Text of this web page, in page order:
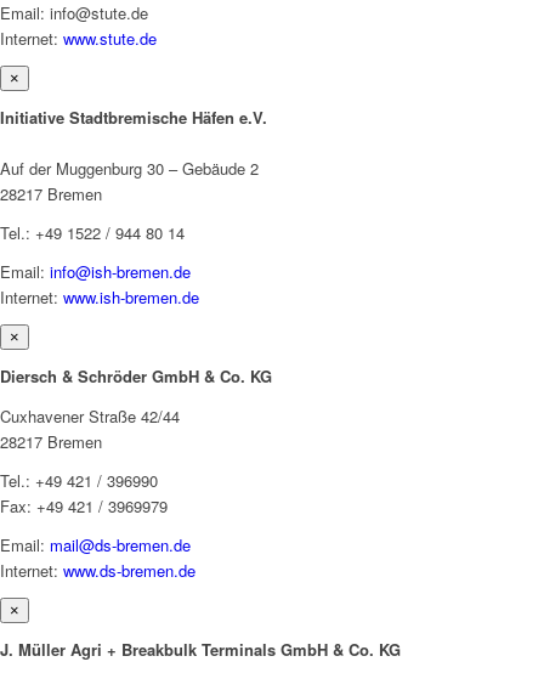
Email: info@stute.de
Internet: www.stute.de
×
Initiative Stadtbremische Häfen e.V.
Auf der Muggenburg 30 – Gebäude 2
28217 Bremen
Tel.: +49 1522 / 944 80 14
Email: info@ish-bremen.de
Internet: www.ish-bremen.de
×
Diersch & Schröder GmbH & Co. KG
Cuxhavener Straße 42/44
28217 Bremen
Tel.: +49 421 / 396990
Fax: +49 421 / 3969979
Email: mail@ds-bremen.de
Internet: www.ds-bremen.de
×
J. Müller Agri + Breakbulk Terminals GmbH & Co. KG